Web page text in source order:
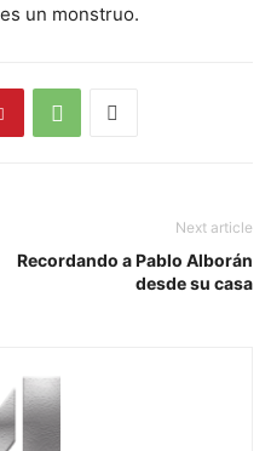
un monstruo.
Next article
Recordando a Pablo Alborán
desde su casa